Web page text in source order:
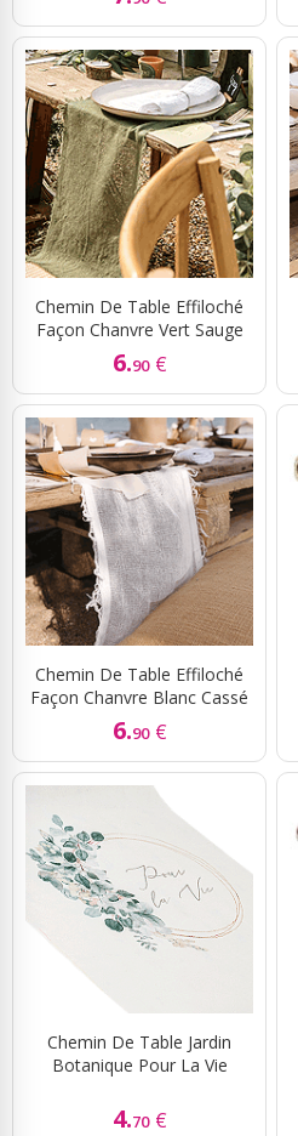
Chemin De Table Effiloché
Façon Chanvre Vert Sauge
6.90 €
Chemin De Table Effiloché
Façon Chanvre Blanc Cassé
6.90 €
Chemin De Table Jardin
Botanique Pour La Vie
4.70 €